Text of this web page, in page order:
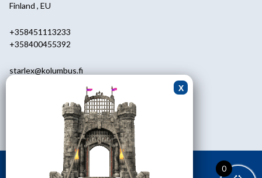
Finland , EU
+358451113233
+358400455392
starlex@kolumbus.fi
ark.klo 08.30-17.00
0